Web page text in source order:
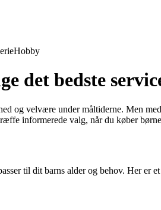
Hobby
det bedste
og velvære under måltiderne. Men
informerede valg, når du køber
til dit barns alder og behov. Her er